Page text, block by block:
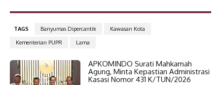
TAGS Banyumas Dipercantik
Kawasan Kota
Kementerian PUPR
Lama
APKOMINDO Surati Mahkamah
Agung, Minta Kepastian Administrasi
Kasasi Nomor 431 K/TUN/2026